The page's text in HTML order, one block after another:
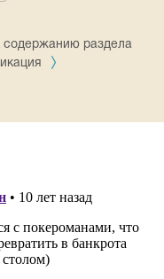
содержанию раздела